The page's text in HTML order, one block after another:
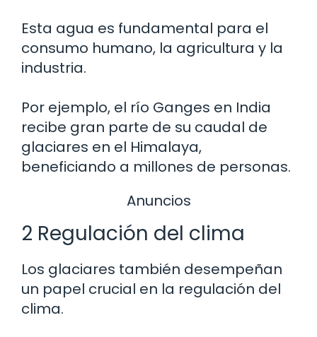
Esta agua es fundamental para el
consumo humano, la agricultura y la
industria.
Por ejemplo, el río Ganges en India
recibe gran parte de su caudal de
glaciares en el Himalaya,
beneficiando a millones de personas.
Anuncios
2 Regulación del clima
Los glaciares también desempeñan
un papel crucial en la regulación del
clima.